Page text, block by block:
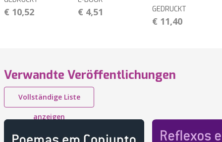
€ 10,52 € 4,51 GEDRUCKT
€ 11,40
Verwandte Veröffentlichungen
Vollständige Liste
anzeigen